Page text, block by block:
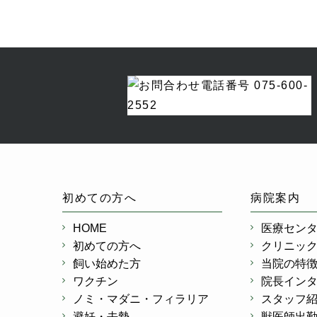
初めての方へ
HOME
初めての方へ
飼い始めた方
ワクチン
ノミ・マダニ・フィラリア
病院案内
医療セン
クリニッ
当院の特徴
院長イン
スタッフ